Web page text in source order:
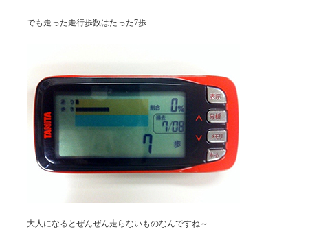
でも走った走行歩数はたった7歩…
大人になるとぜんぜん走らないものなんですね～